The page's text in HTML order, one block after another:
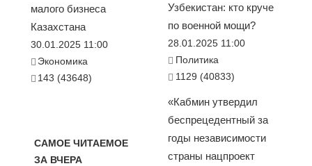
малого бизнеса
Казахстана
30.01.2025 11:00
Экономика
143 (43648)
САМОЕ ЧИТАЕМОЕ
ЗА ВЧЕРА
Узбекистан: кто круче
по военной мощи?
28.01.2025 11:00
Политика
1129 (40833)
«Кабмин утвердил
беспрецедентный за
годы независимости
страны нацпроект